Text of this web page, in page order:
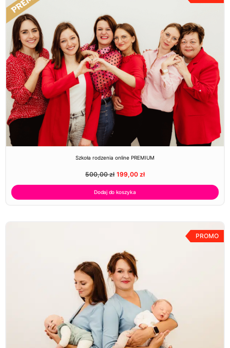
Szkoła rodzenia online PREMIUM
500,00zł 199,00 zł
Dodaj do koszyka
PROMO